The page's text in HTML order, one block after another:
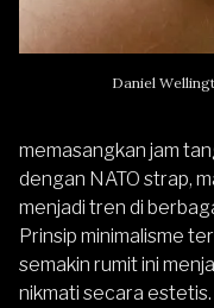
Daniel
memasangkan jam
dengan NATO strap,
menjadi tren di
Prinsip minimalisme
semakin rumit ini
nikmati secara